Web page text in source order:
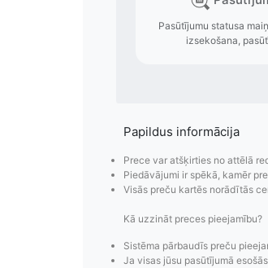
Papildus informācija
Prece var atšķirties no attēlā
Piedāvājumi ir spēkā, kamēr
Visās preču kartēs norādītās
Kā uzzināt preces pieejamību?
Sistēma pārbaudīs preču
Ja visas jūsu pasūtījumā